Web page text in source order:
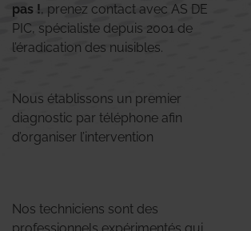
pas !, prenez contact avec AS DE
PIC, spécialiste depuis 2001 de
l’éradication des nuisibles.
Nous établissons un premier
diagnostic par téléphone afin
d’organiser l’intervention
Nos techniciens sont des